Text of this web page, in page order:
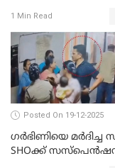
ക്ലീനര്‍ പിടിയിൽ
1 Min Read
Posted On 19-12-2025
ഗര്‍ഭിണിയെ മർദിച്ച
SHOക്ക്